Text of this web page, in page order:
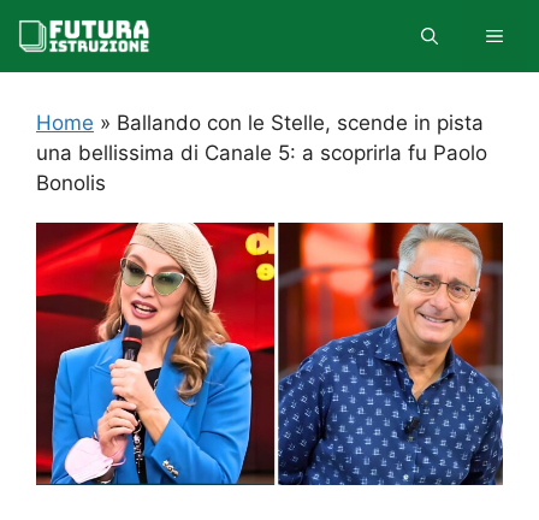
contenuto
Home » Ballando con le Stelle, scende in pista
una bellissima di Canale 5: a scoprirla fu Paolo
Bonolis